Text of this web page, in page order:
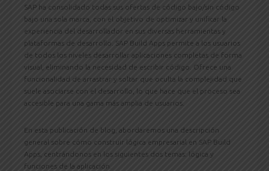
SAP ha consolidado todas sus ofertas de código bajo/sin código
bajo una sola marca, con el objetivo de optimizar y unificar la
experiencia del desarrollador en sus diversas herramientas y
plataformas de desarrollo. SAP Build Apps permite a los usuarios
de todos los niveles desarrollar aplicaciones completas de forma
visual, eliminando la necesidad de escribir código. Ofrece una
funcionalidad de arrastrar y soltar que oculta la complejidad que
suele asociarse con el desarrollo, lo que hace que el proceso sea
accesible para una gama más amplia de usuarios.
En esta publicación de blog, abordaremos una descripción
general sobre cómo construir lógica empresarial en SAP Build
Apps, centrándonos en los siguientes dos temas: lógica y
funciones de la aplicación.